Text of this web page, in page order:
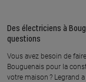
En savoir plus
À 26 km km
Des électriciens à
questions
Vous avez besoin de
Bouguenais pour la
votre maison ? Legrand